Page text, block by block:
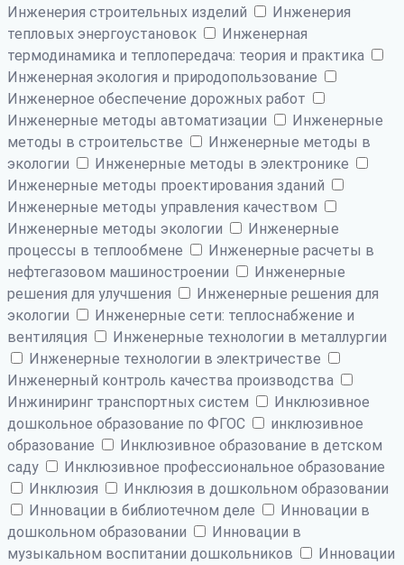
Инженерия строительных изделий
Инженерия
тепловых энергоустановок
Инженерная
термодинамика и теплопередача: теория и практика
Инженерная экология и природопользование
Инженерное обеспечение дорожных работ
Инженерные методы автоматизации
Инженерные
методы в строительстве
Инженерные методы в
экологии
Инженерные методы в электронике
Инженерные методы проектирования зданий
Инженерные методы управления качеством
Инженерные методы экологии
Инженерные
процессы в теплообмене
Инженерные расчеты в
нефтегазовом машиностроении
Инженерные
решения для улучшения
Инженерные решения для
экологии
Инженерные сети: теплоснабжение и
вентиляция
Инженерные технологии в металлургии
Инженерные технологии в электричестве
Инженерный контроль качества производства
Инжиниринг транспортных систем
Инклюзивное
дошкольное образование по ФГОС
инклюзивное
образование
Инклюзивное образование в детском
саду
Инклюзивное профессиональное образование
Инклюзия
Инклюзия в дошкольном образовании
Инновации в библиотечном деле
Инновации в
дошкольном образовании
Инновации в
музыкальном воспитании дошкольников
Инновации